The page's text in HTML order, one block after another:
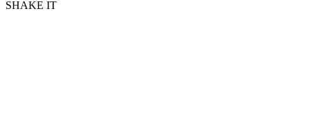
SHAKE IT